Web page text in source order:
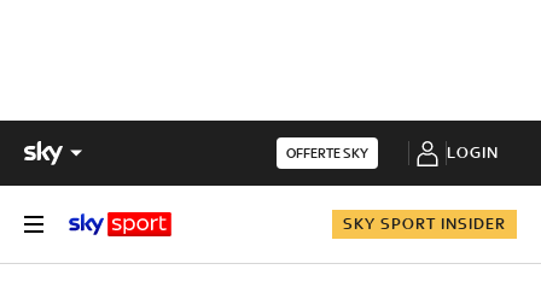
OFFERTE SKY LOGIN
SKY SPORT INSIDER